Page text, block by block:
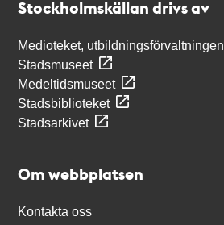
Stockholmskällan drivs av
Medioteket, utbildningsförvaltningen
Stadsmuseet
Medeltidsmuseet
Stadsbiblioteket
Stadsarkivet
Om webbplatsen
Kontakta oss